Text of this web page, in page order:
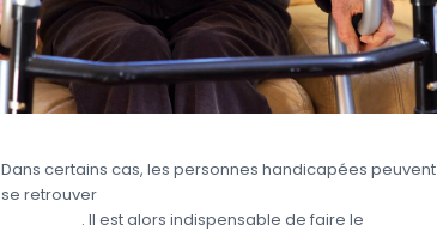
Dans certains cas, les personnes handicapées peuvent
se retrouver
. Il est alors indispensable de faire le